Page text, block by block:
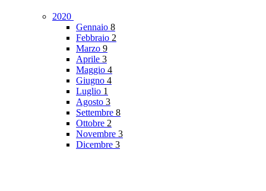
2020
Gennaio 8
Febbraio 2
Marzo 9
Aprile 3
Maggio 4
Giugno 4
Luglio 1
Agosto 3
Settembre 8
Ottobre 2
Novembre 3
Dicembre 3